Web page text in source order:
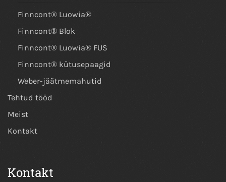
Finncont® Luowia®
Finncont® Blok
Finncont® Luowia® FUS
Finncont® kütusepaagid
Weber-jäätmemahutid
Tehtud tööd
Meist
Kontakt
Kontakt